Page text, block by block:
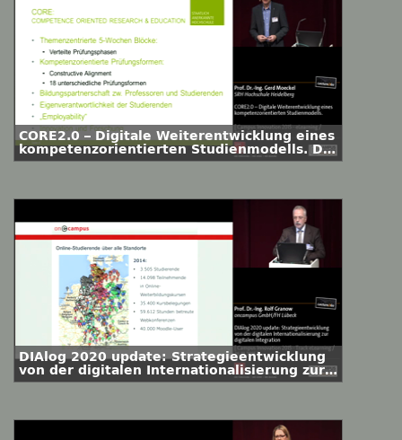
CORE2.0 – Digitale Weiterentwicklung eines
kompetenzorientierten Studienmodells. Die
Digitalisierungsstrategie der SRH
DIAlog 2020 update: Strategieentwicklung
von der digitalen Internationalisierung zur
digitalen Integration